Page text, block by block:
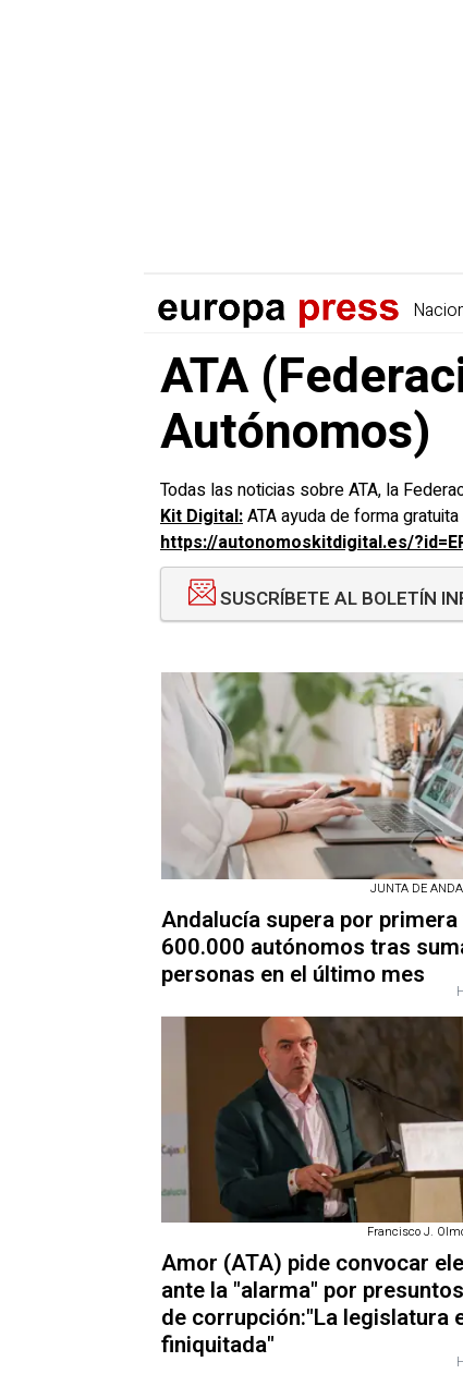
ATA
Autónomos)
Todas las noticias sobre ATA, la
Kit Digital:ATA ayuda de forma
https://autonomoskitdigital.es/
SUSCRÍBETE AL BOLETÍN
JUNTA DE
Andalucía supera por
600.000 autónomos tras
personas en el último mes
Francisco J.
Amor (ATA) pide convocar
ante la "alarma" por
de corrupción:"La legislatura
finiquitada"